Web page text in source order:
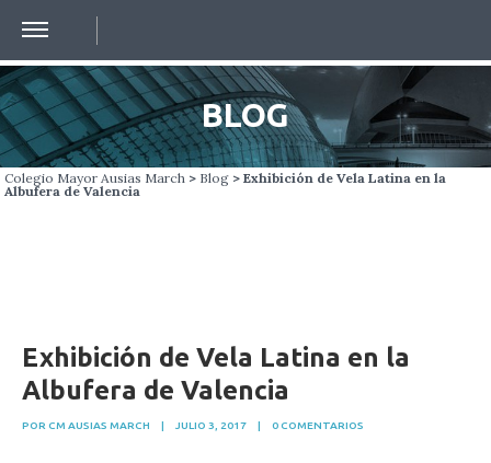
BLOG
Colegio Mayor Ausias March > Blog > Exhibición de Vela Latina en la
Albufera de Valencia
Exhibición de Vela Latina en la
Albufera de Valencia
POR CM AUSIAS MARCH | JULIO 3, 2017 | 0 COMENTARIOS